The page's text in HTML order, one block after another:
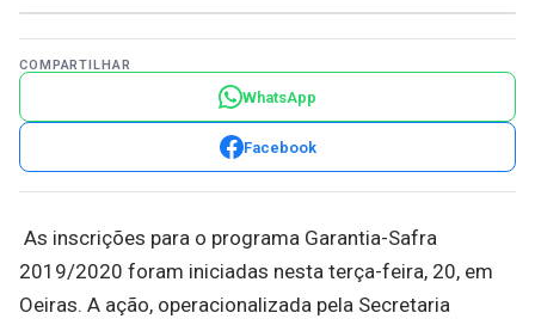
COMPARTILHAR
WhatsApp
Facebook
As inscrições para o programa Garantia-Safra
2019/2020 foram iniciadas nesta terça-feira, 20, em
Oeiras. A ação, operacionalizada pela Secretaria